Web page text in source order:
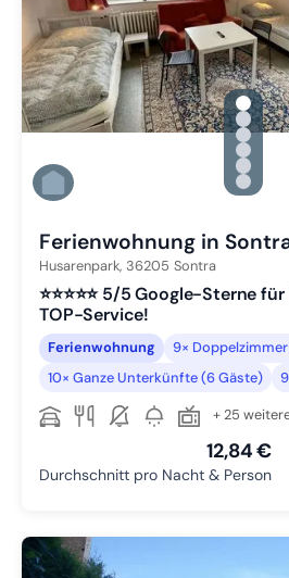
Zu
Zu
Zu
Zu
Zu
Zu
Ferienwohnung in
Husarenpark, 36205 Sontra
⭐️⭐️⭐️⭐️⭐️ 5/5 Google-Sterne
TOP-Service!
Ferienwohnung
9×
10× Ganze Unterkünfte (6 Gäste)
+ 25
12,84 €
Durchschnitt pro Nacht & Person